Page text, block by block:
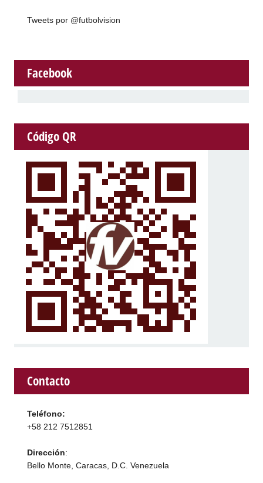
Tweets por @futbolvision
Facebook
Código QR
Contacto
Teléfono:
+58 212 7512851
Dirección:
Bello Monte, Caracas, D.C. Venezuela